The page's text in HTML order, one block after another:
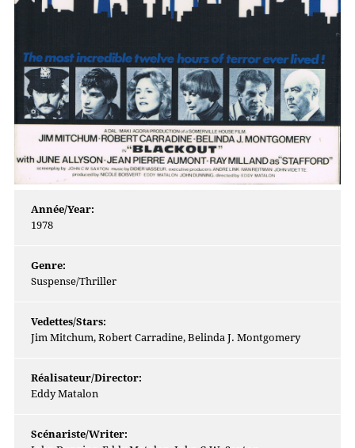
Année/Year:
1978
Genre:
Suspense/Thriller
Vedettes/Stars:
Jim Mitchum, Robert Carradine, Belinda J. Montgomery
Réalisateur/Director:
Eddy Matalon
Scénariste/Writer: